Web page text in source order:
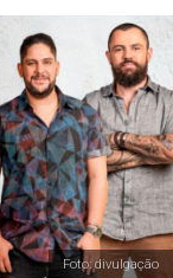
Foto: divulgação